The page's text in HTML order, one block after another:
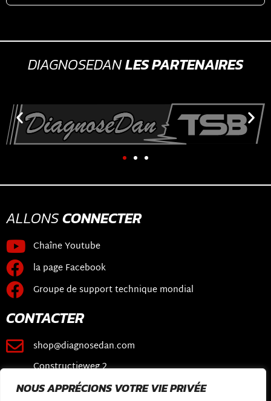
NOUS APPRÉCIONS VOTRE VIE PRIVÉE
DIAGNOSEDANLES PARTENAIRES
ALLONSCONNECTER
Chaîne Youtube
la page Facebook
Groupe de support technique mondial
CONTACTER
shop@diagnosedan.com
Constructieweg 2
3641 SB Mijdrecht